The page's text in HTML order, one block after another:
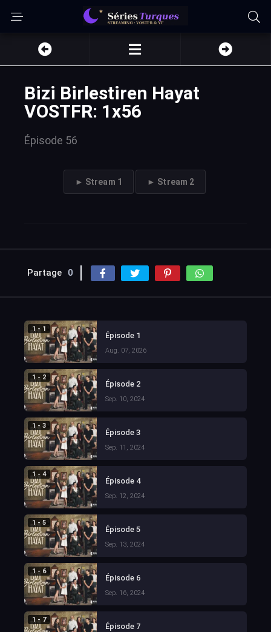
Bizi Birlestiren Hayat
VOSTFR: 1x56
Épisode 56
► Stream 1 ► Stream 2
Partage 0
1 - 1
Épisode 1
Aug. 07, 2026
1 - 2
Épisode 2
Sep. 10, 2024
1 - 3
Épisode 3
Sep. 11, 2024
1 - 4
Épisode 4
Sep. 12, 2024
1 - 5
Épisode 5
Sep. 13, 2024
1 - 6
Épisode 6
Sep. 16, 2024
1 - 7
Épisode 7